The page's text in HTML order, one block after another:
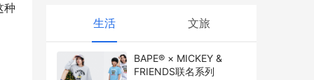
种
生活 文旅
BAPE® × MICKEY &
FRIENDS联名系列